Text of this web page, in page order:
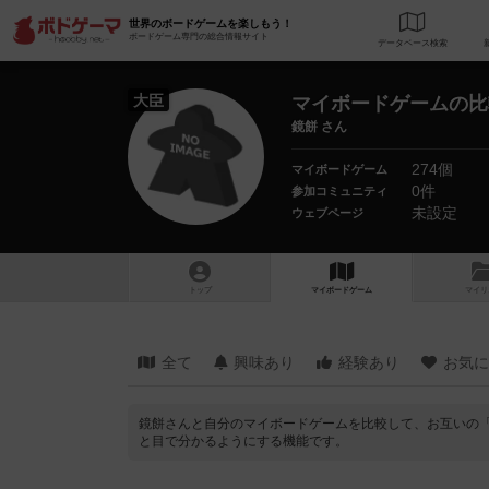
世界のボードゲームを楽しもう！
ボードゲーム専門の総合情報サイト
データベース
大臣 マイボードゲームの
鏡餅 さん
マイボードゲーム 274個
参加コミュニティ 0件
ウェブページ 未設定
トップ マイボードゲーム マイリ
全て 興味あり 経験あり お気
鏡餅さんと自分のマイボードゲームを比較して、お互い
と目で分かるようにする機能です。